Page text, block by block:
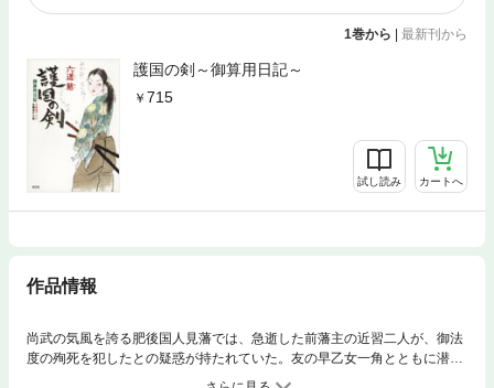
1巻から | 最新刊から
護国の剣～御算用日記～
715
試し読み カートへ
作品情報
尚武の気風を誇る肥後国人見藩では、急逝した前藩主の近習二人が、御法
度の殉死を犯したとの疑惑が持たれていた。友の早乙女一角とともに潜入
した幕府御算用者の生田数之進は、御家乗っ取りを狙う老中首座・松平信